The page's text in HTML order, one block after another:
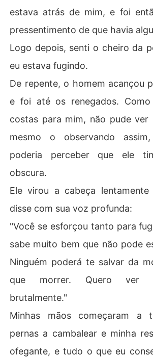
estava atrás de mim, e foi
pressentimento de que havia
Logo depois, senti o cheiro da
eu estava fugindo.
De repente, o homem acançou
e foi até os renegados.
costas para mim, não pude ver
mesmo o observando
poderia perceber que ele
obscura.
Ele virou a cabeça
disse com sua voz profunda:
"Você se esforçou tanto para
sabe muito bem que não pode
Ninguém poderá te salvar da
que morrer. Quero ver
brutalmente."
Minhas mãos começaram a
pernas a cambalear e minha
ofegante, e tudo o que eu